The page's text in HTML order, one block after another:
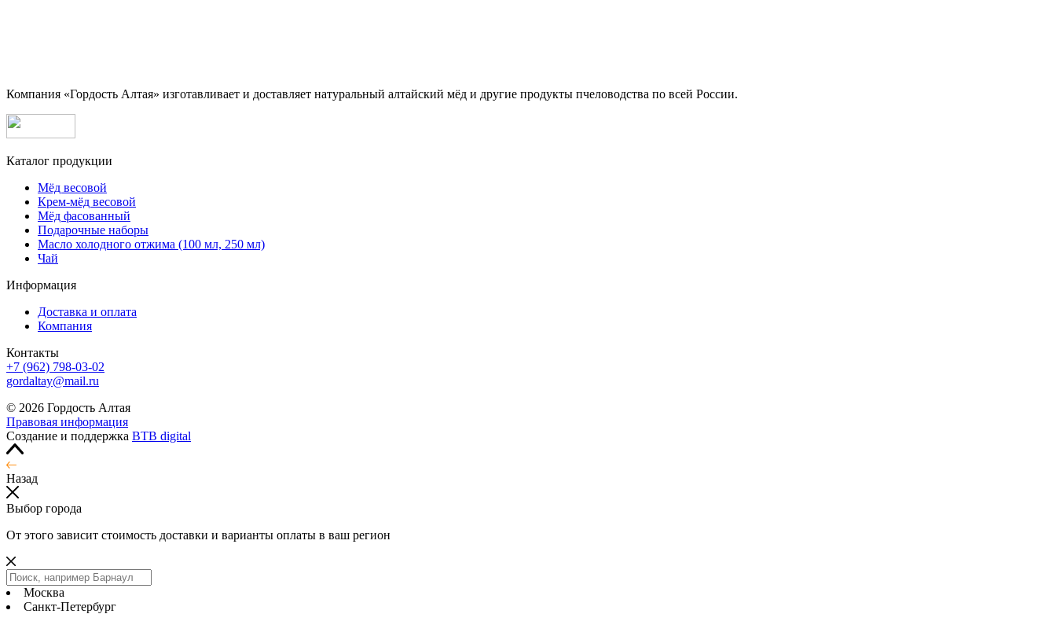
Компания «Гордость Алтая» изготавливает и доставляет натуральный алтайский мёд и другие продукты пчеловодства по всей России.
Каталог продукции
Мёд весовой
Крем-мёд весовой
Мёд фасованный
Подарочные наборы
Масло холодного отжима (100 мл, 250 мл)
Чай
Информация
Доставка и оплата
Компания
Контакты
+7 (962) 798-03-02
gordaltay@mail.ru
© 2026 Гордость Алтая
Правовая информация
Создание и поддержка BTB digital
Назад
Выбор города
От этого зависит стоимость доставки и варианты оплаты в ваш регион
Москва
Санкт-Петербург